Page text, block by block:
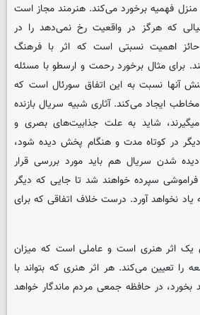
فهمیه برخورد می‌کند. هنرمند مجاز است
که هرگز در واقعیت رخ نمی‌دهد را در
حائز اهمیت نسبتی است که اثر با فرهنگ
برای مثال برخورد رحمت و ارسطو با مسئله
آنها نسبت به این اتفاق سورئال است که
ایجاد می‌کند. آثاری شبیه سریال بازنده
میگیرند، شاید به علت جذابیت‌های بصری و
دیگر در کوتاه مدت و هنگام پخش دیده شود،
شدن سریال هم باید مورد بررسی قرار
فراموشی سپرده خواهند شد تا جایی که دیگر
نخواهد آورد. درست خلاف اتفاقی که برای
یک اثر هنری است و عاملی است که میزان
را تعیین می‌کند. هر اثر هنری که بتواند با
بخورد، در حافظه جمعی مردم ماندگار خواهد